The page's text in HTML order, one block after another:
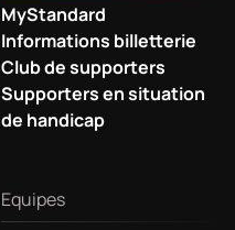
MyStandard
Informations billetterie
Club de supporters
Supporters en situation
de handicap
Equipes